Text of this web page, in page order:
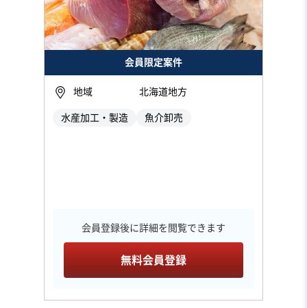
会員限定案件
地域 北海道地方
水産加工・製造 魚介卸売
会員登録後に詳細を閲覧できます
無料会員登録